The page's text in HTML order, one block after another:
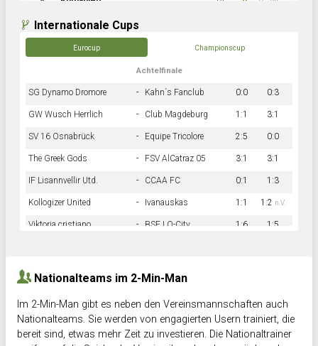
Internationale Cups
Eurocup Championscup
Achtelfinale
SG Dynamo Dromore - Kahn´s Fanclub 0:0 0:3
GW Wusch Herrlich - Club Magdeburg 1:1 3:1
SV 16 Osnabrück - Equipe Tricolore 2:5 0:0
The Greek Gods - FSV AlCatraz 05 3:1 3:1
IF Lisannvellir Utd. - CCAA FC 0:1 1:3
Kollogizer United - Ivanauskas 1:1 1:2 n.V.
Viktoria cristiano - BSF LO-City 1:6 1:5
Nationalteams im 2-Min-Man
Im 2-Min-Man gibt es neben den Vereinsmannschaften auch
Nationalteams. Sie werden von engagierten Usern trainiert, die
bereit sind, etwas mehr Zeit zu investieren. Die Nationaltrainer